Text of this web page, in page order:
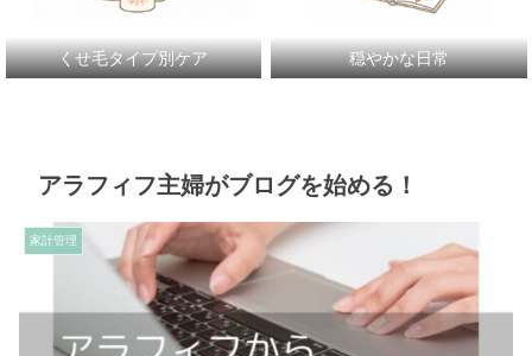
くせ毛タイプ別ケア 穏やかな日常
アラフィフ主婦がブログを始める！
家計管理